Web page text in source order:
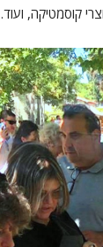
קוסמטיקה, ועוד.